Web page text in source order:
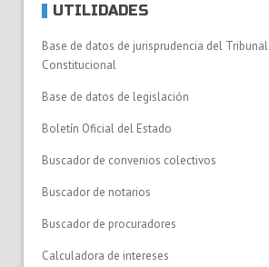
UTILIDADES
Base de datos de jurisprudencia del Tribunal
Constitucional
Base de datos de legislación
Boletín Oficial del Estado
Buscador de convenios colectivos
Buscador de notarios
Buscador de procuradores
Calculadora de intereses